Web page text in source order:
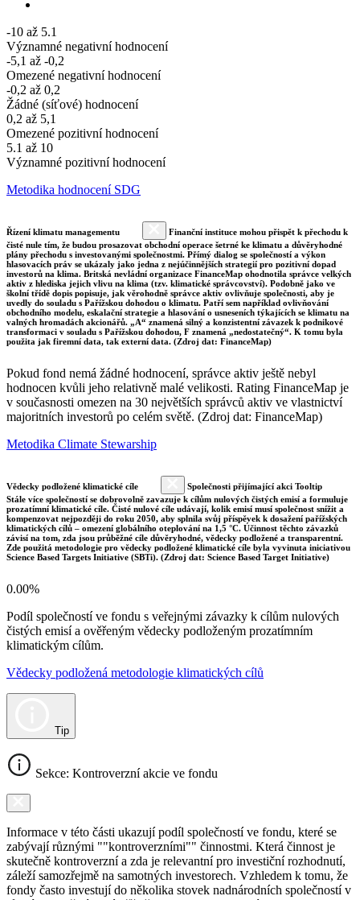
-10 až 5.1
Významné negativní hodnocení
-5,1 až -0,2
Omezené negativní hodnocení
-0,2 až 0,2
Žádné (síťové) hodnocení
0,2 až 5,1
Omezené pozitivní hodnocení
5.1 až 10
Významné pozitivní hodnocení
Metodika hodnocení SDG
Řízení klimatu managementu
Finanční instituce mohou přispět k přechodu k
čisté nule tím, že budou prosazovat obchodní operace šetrné ke klimatu a důvěryhodné
plány přechodu s investovanými společnostmi. Přímý dialog se společností a výkon
hlasovacích práv se ukázaly jako jedna z nejúčinnějších strategií pro pozitivní dopad
investorů na klima. Britská nevládní organizace FinanceMap ohodnotila správce velkých
aktiv z hlediska jejich vlivu na klima (tzv. klimatické správcovství). Podobně jako ve
školní třídě dopis popisuje, jak věrohodně správce aktiv ovlivňuje společnosti, aby je
uvedly do souladu s Pařížskou dohodou o klimatu. Patří sem například ovlivňování
obchodního modelu, eskalační strategie a hlasování o usneseních týkajících se klimatu na
valných hromadách akcionářů. „A“ znamená silný a konzistentní závazek k podnikové
transformaci v souladu s Pařížskou dohodou, F znamená „nedostatečný“. K tomu byla
použita jak firemní data, tak externí data. (Zdroj dat: FinanceMap)
Pokud fond nemá žádné hodnocení, správce aktiv ještě nebyl
hodnocen kvůli jeho relativně malé velikosti. Rating FinanceMap je
v současnosti omezen na 30 největších správců aktiv ve vlastnictví
majoritních investorů po celém světě. (Zdroj dat: FinanceMap)
Metodika Climate Stewarship
Vědecky podložené klimatické cíle
Společnosti přijímající akci Tooltip
Stále více společností se dobrovolně zavazuje k cílům nulových čistých emisí a formuluje
prozatímní klimatické cíle. Čisté nulové cíle udávají, kolik emisí musí společnost snížit a
kompenzovat nejpozději do roku 2050, aby splnila svůj příspěvek k dosažení pařížských
klimatických cílů – omezení globálního oteplování na 1,5 °C. Účinnost těchto závazků
závisí na tom, zda jsou průběžné cíle důvěryhodné, vědecky podložené a transparentní.
Zde použitá metodologie pro vědecky podložené klimatické cíle byla vyvinuta iniciativou
Science Based Targets Initiative (SBTi). (Zdroj dat: Science Based Target Initiative)
0.00%
Podíl společností ve fondu s veřejnými závazky k cílům nulových
čistých emisí a ověřeným vědecky podloženým prozatímním
klimatickým cílům.
Vědecky podložená metodologie klimatických cílů
Tip
Sekce: Kontroverzní akcie ve fondu
Informace v této části ukazují podíl společností ve fondu, které se
zabývají různými ""kontroverzními"" činnostmi. Která činnost je
skutečně kontroverzní a zda je relevantní pro investiční rozhodnutí,
záleží samozřejmě na samotných investorech. Vzhledem k tomu, že
fondy často investují do několika stovek nadnárodních společností v